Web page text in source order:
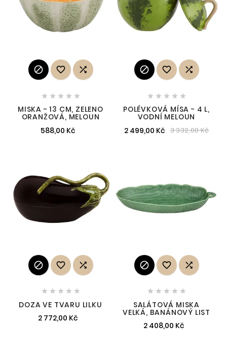
  
    
MISKA - 13 CM, ZELENO
ORANŽOVÁ, MELOUN
588,00 Kč
  
    
POLÉVKOVÁ MÍSA - 4 L,
VODNÍ MELOUN
2 499,00 Kč 3 332,00 Kč
  
    
DOZA VE TVARU LILKU
2 772,00 Kč
  
    
SALÁTOVÁ MISKA
VELKÁ, BANÁNOVÝ LIST
2 408,00 Kč